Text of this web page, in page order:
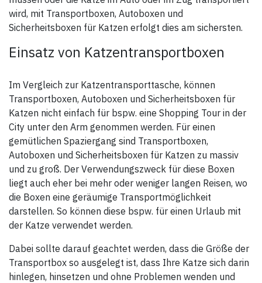
wird, mit Transportboxen, Autoboxen und
Sicherheitsboxen für Katzen erfolgt dies am sichersten.
Einsatz von Katzentransportboxen
Im Vergleich zur Katzentransporttasche, können
Transportboxen, Autoboxen und Sicherheitsboxen für
Katzen nicht einfach für bspw. eine Shopping Tour in der
City unter den Arm genommen werden. Für einen
gemütlichen Spaziergang sind Transportboxen,
Autoboxen und Sicherheitsboxen für Katzen zu massiv
und zu groß. Der Verwendungszweck für diese Boxen
liegt auch eher bei mehr oder weniger langen Reisen, wo
die Boxen eine geräumige Transportmöglichkeit
darstellen. So können diese bspw. für einen Urlaub mit
der Katze verwendet werden.
Dabei sollte darauf geachtet werden, dass die Größe der
Transportbox so ausgelegt ist, dass Ihre Katze sich darin
hinlegen, hinsetzen und ohne Problemen wenden und